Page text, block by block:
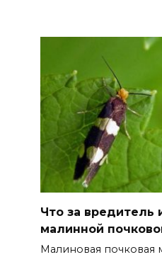
Что за вредитель
малинной
Малиновая почковая